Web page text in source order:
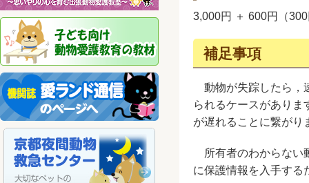
3,000円 ＋ 600円（
補足事項
動物が失踪したら，
られるケースがありま
が遅れることに繋がり
所有者のわからない
に保護情報を入手する